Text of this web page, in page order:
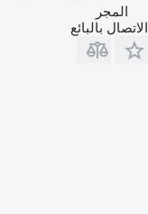
المجر
الاتصال بالبائع